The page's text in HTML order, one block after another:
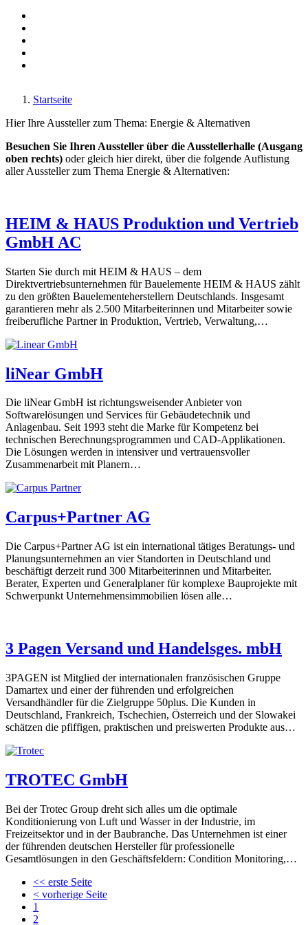
Zu Luft & zu Wasser
Startseite
Hier Ihre Aussteller zum Thema: Energie & Alternativen
Besuchen Sie Ihren Aussteller über die Ausstellerhalle (Ausgang
oben rechts) oder gleich hier direkt, über die folgende Auflistung
aller Aussteller zum Thema Energie & Alternativen:
HEIM & HAUS Produktion und Vertrieb
GmbH AC
Starten Sie durch mit HEIM & HAUS – dem
Direktvertriebsunternehmen für Bauelemente HEIM & HAUS zählt
zu den größten Bauelementeherstellern Deutschlands. Insgesamt
garantieren mehr als 2.500 Mitarbeiterinnen und Mitarbeiter sowie
freiberufliche Partner in Produktion, Vertrieb, Verwaltung,…
liNear GmbH
Die liNear GmbH ist richtungsweisender Anbieter von
Softwarelösungen und Services für Gebäudetechnik und
Anlagenbau. Seit 1993 steht die Marke für Kompetenz bei
technischen Berechnungsprogrammen und CAD-Applikationen.
Die Lösungen werden in intensiver und vertrauensvoller
Zusammenarbeit mit Planern…
Carpus+Partner AG
Die Carpus+Partner AG ist ein international tätiges Beratungs- und
Planungsunternehmen an vier Standorten in Deutschland und
beschäftigt derzeit rund 300 Mitarbeiterinnen und Mitarbeiter.
Berater, Experten und Generalplaner für komplexe Bauprojekte mit
Schwerpunkt Unternehmensimmobilien lösen alle…
3 Pagen Versand und Handelsges. mbH
3PAGEN ist Mitglied der internationalen französischen Gruppe
Damartex und einer der führenden und erfolgreichen
Versandhändler für die Zielgruppe 50plus. Die Kunden in
Deutschland, Frankreich, Tschechien, Österreich und der Slowakei
schätzen die pfiffigen, praktischen und preiswerten Produkte aus…
TROTEC GmbH
Bei der Trotec Group dreht sich alles um die optimale
Konditionierung von Luft und Wasser in der Industrie, im
Freizeitsektor und in der Baubranche. Das Unternehmen ist einer
der führenden deutschen Hersteller für professionelle
Gesamtlösungen in den Geschäftsfeldern: Condition Monitoring,…
<< erste Seite
< vorherige Seite
1
2